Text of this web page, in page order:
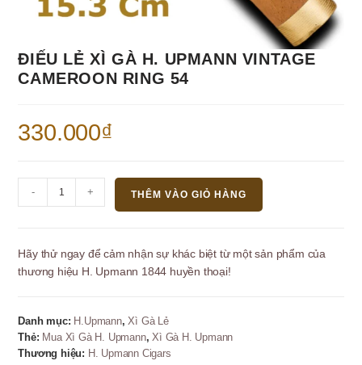
ĐIẾU LẺ XÌ GÀ H. UPMANN VINTAGE
CAMEROON RING 54
330.000₫
Lẻ
H.
Upmann
Ring
- + THÊM VÀO GIỎ HÀNG
Hãy thử ngay để cảm nhận sự khác biệt từ một sản phẩm của
thương hiệu H. Upmann 1844 huyền thoại!
Danh mục: H.Upmann,Xì Gà Lẻ
Thẻ: Mua Xì Gà H. Upmann,Xì Gà H. Upmann
Thương hiệu: H. Upmann Cigars